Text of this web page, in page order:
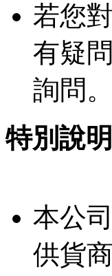
若您
有疑
詢問。
特別說明
本公
供貨